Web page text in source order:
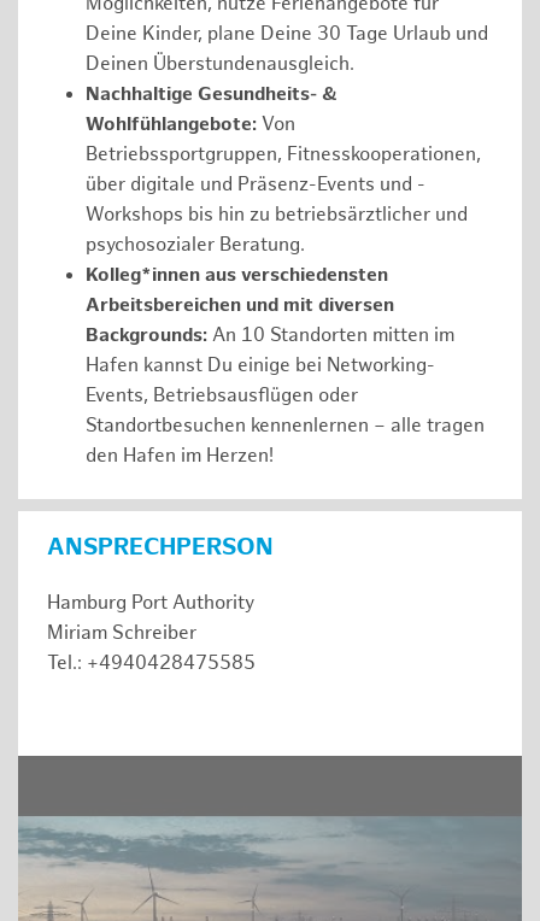
Deine Kinder, plane Deine 30 Tage Urlaub und
Deinen Überstundenausgleich.
Nachhaltige Gesundheits- &
Wohlfühlangebote: Von
Betriebssportgruppen, Fitnesskooperationen,
über digitale und Präsenz-Events und -
Workshops bis hin zu betriebsärztlicher und
psychosozialer Beratung.
Kolleg*innen aus verschiedensten
Arbeitsbereichen und mit diversen
Backgrounds: An 10 Standorten mitten im
Hafen kannst Du einige bei Networking-
Events, Betriebsausflügen oder
Standortbesuchen kennenlernen – alle tragen
den Hafen im Herzen!
ANSPRECHPERSON
Hamburg Port Authority
Miriam Schreiber
Tel.: +4940428475585